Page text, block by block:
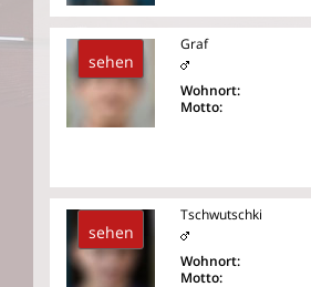
sehen
Graf
Wohnort:
Motto:
sehen
Tschwutschki
Wohnort:
Motto: